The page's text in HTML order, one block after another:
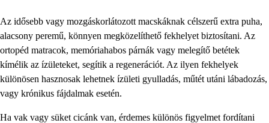
Az idősebb vagy mozgáskorlátozott macskáknak célszerű extra puha,
alacsony peremű, könnyen megközelíthető fekhelyet biztosítani. Az
ortopéd matracok, memóriahabos párnák vagy melegítő betétek
kímélik az ízületeket, segítik a regenerációt. Az ilyen fekhelyek
különösen hasznosak lehetnek ízületi gyulladás, műtét utáni lábadozás,
vagy krónikus fájdalmak esetén.
Ha vak vagy süket cicánk van, érdemes különös figyelmet fordítani